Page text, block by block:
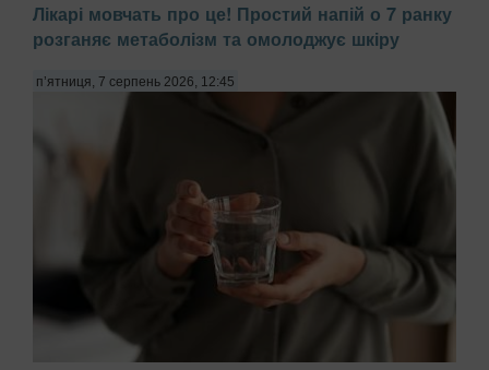
Лікарі мовчать про це! Простий напій о 7 ранку
розганяє метаболізм та омолоджує шкіру
п’ятниця, 7 серпень 2026, 12:45